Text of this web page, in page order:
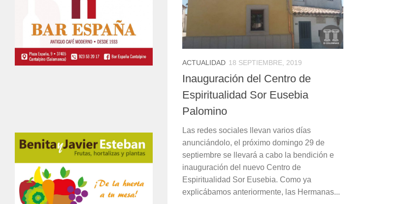
ACTUALIDAD 18 SEPTIEMBRE, 2019
Inauguración del Centro de
Espiritualidad Sor Eusebia
Palomino
Las redes sociales llevan varios días
anunciándolo, el próximo domingo 29 de
septiembre se llevará a cabo la bendición e
inauguración del nuevo Centro de
Espiritualidad Sor Eusebia. Como ya
explicábamos anteriormente, las Hermanas...